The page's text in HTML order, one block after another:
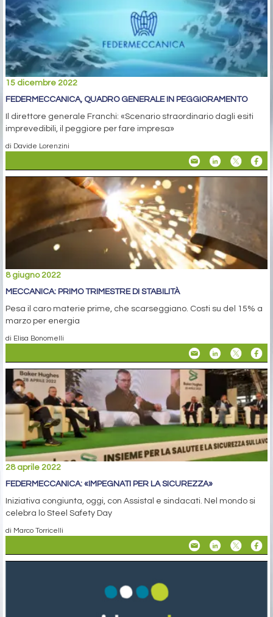
15 dicembre 2022
FEDERMECCANICA, QUADRO GENERALE IN PEGGIORAMENTO
Il direttore generale Franchi: «Scenario straordinario dagli esiti
imprevedibili, il peggiore per fare impresa»
di Davide Lorenzini
8 giugno 2022
MECCANICA: PRIMO TRIMESTRE DI STABILITÀ
Pesa il caro materie prime, che scarseggiano. Costi su del 15% a
marzo per energia
di Elisa Bonomelli
28 aprile 2022
FEDERMECCANICA: «IMPEGNATI PER LA SICUREZZA»
Iniziativa congiunta, oggi, con Assistal e sindacati. Nel mondo si
celebra lo Steel Safety Day
di Marco Torricelli